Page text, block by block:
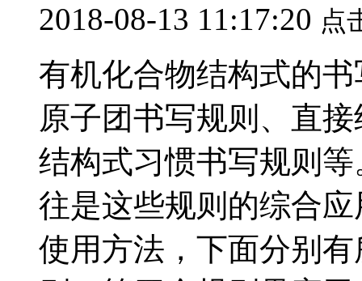
2018-08-13 11:17:20 点
有机化合物结构式的
原子团书写规则、直
结构式习惯书写规则
往是这些规则的综合
使用方法，下面分别